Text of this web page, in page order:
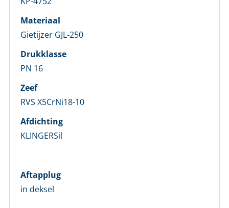
Materiaal
Gietijzer GJL-250
Drukklasse
PN 16
Zeef
RVS X5CrNi18-10
Afdichting
KLINGERSil
Aftapplug
in deksel
Vul onderstaand formulier in om in te loggen
Wachtwoord *